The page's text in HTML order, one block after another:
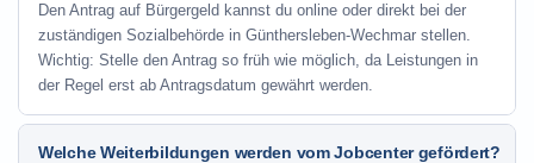
Den Antrag auf Bürgergeld kannst du online oder direkt bei der
zuständigen Sozialbehörde in Günthersleben-Wechmar stellen.
Wichtig: Stelle den Antrag so früh wie möglich, da Leistungen in
der Regel erst ab Antragsdatum gewährt werden.
Welche Weiterbildungen werden vom Jobcenter gefördert?